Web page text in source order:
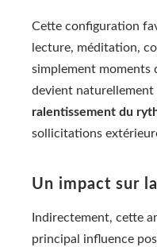
Cette configuration
lecture, méditation,
simplement moments
devient naturellement
ralentissement du
sollicitations
Un impact sur
Indirectement, cette
principal influence